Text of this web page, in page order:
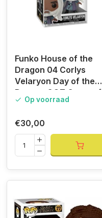
Funko House of the
Dragon 04 Corlys
Velaryon Day of the
Dragon GOT Game of
Thrones
Op voorraad
€30,00